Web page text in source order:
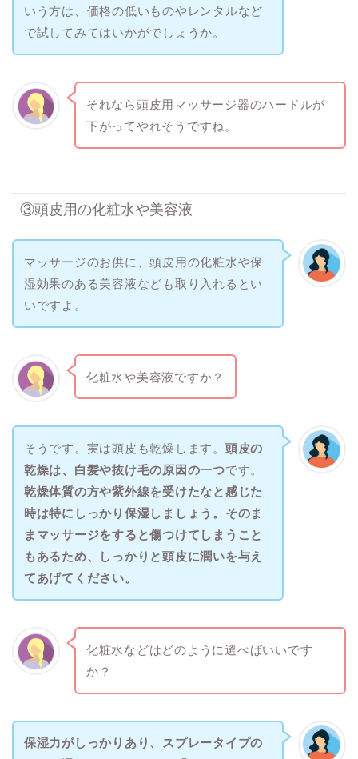
いう方は、価格の低いものやレンタルなど
で試してみてはいかがでしょうか。
それなら頭皮用マッサージ器のハードルが
下がってやれそうですね。
③頭皮用の化粧水や美容液
マッサージのお供に、頭皮用の化粧水や保
湿効果のある美容液なども取り入れるとい
いですよ。
化粧水や美容液ですか？
そうです。実は頭皮も乾燥します。 頭皮の
乾燥は、白髪や抜け毛の原因の一つです。
乾燥体質の方や紫外線を受けたなと感じた
時は特にしっかり保湿しましょう。そのま
まマッサージをすると傷つけてしまうこと
もあるため、しっかりと頭皮に潤いを与え
てあげてください。
化粧水などはどのように選べばいいです
か？
保湿力がしっかりあり、スプレータイプの